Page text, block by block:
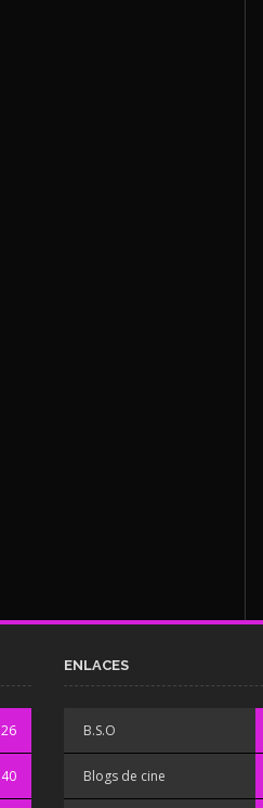
26
40
ENLACES
B.S.O
Blogs de cine